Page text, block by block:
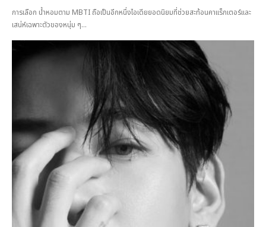
การเลือก น้ำหอมตาม MBTI ถือเป็นอีกหนึ่งไอเดียยอดนิยมที่ช่วยสะท้อนคาแร็กเตอร์และ
เสน่ห์เฉพาะตัวของหนุ่ม ๆ...